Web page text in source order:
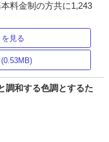
料金制の方共に1,243
見る
調和する色調とするた